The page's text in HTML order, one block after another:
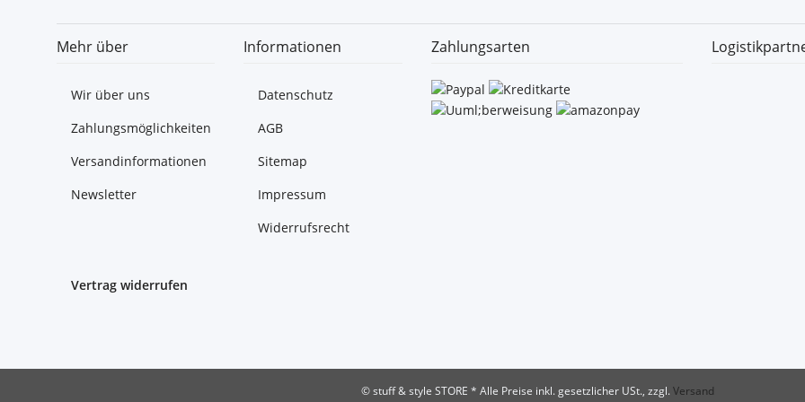
Mehr über
Wir über uns
Zahlungsmöglichkeiten
Versandinformationen
Newsletter
Informationen
Datenschutz
AGB
Sitemap
Impressum
Widerrufsrecht
Zahlungsarten
Vertrag widerrufen
© stuff & style STORE * Alle Preise inkl. gesetzlicher USt., zzgl.Versand